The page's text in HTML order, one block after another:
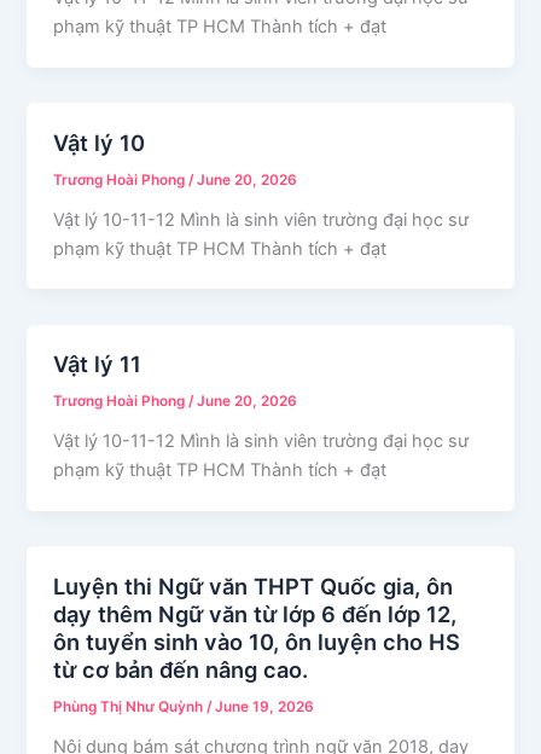
phạm kỹ thuật TP HCM Thành tích + đạt
Vật lý 10
Trương Hoài Phong /June 20, 2026
Vật lý 10-11-12 Mình là sinh viên trường đại học sư
phạm kỹ thuật TP HCM Thành tích + đạt
Vật lý 11
Trương Hoài Phong/June 20, 2026
Vật lý 10-11-12 Mình là sinh viên trường đại học sư
phạm kỹ thuật TP HCM Thành tích + đạt
Luyện thi Ngữ văn THPT Quốc gia, ôn
dạy thêm Ngữ văn từ lớp 6 đến lớp 12,
ôn tuyển sinh vào 10, ôn luyện cho HS
từ cơ bản đến nâng cao.
Phùng Thị Như Quỳnh/June 19, 2026
Nội dung bám sát chương trình ngữ văn 2018, dạy